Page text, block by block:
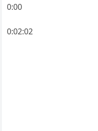
0:00
0:02:02